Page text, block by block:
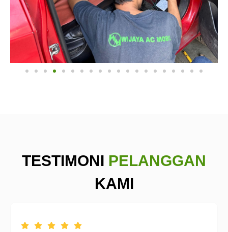
TESTIMONI PELANGGAN
KAMI